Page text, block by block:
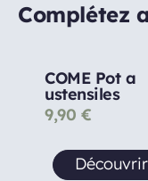
Complétez
COME Pot a
ustensiles
9,90 €